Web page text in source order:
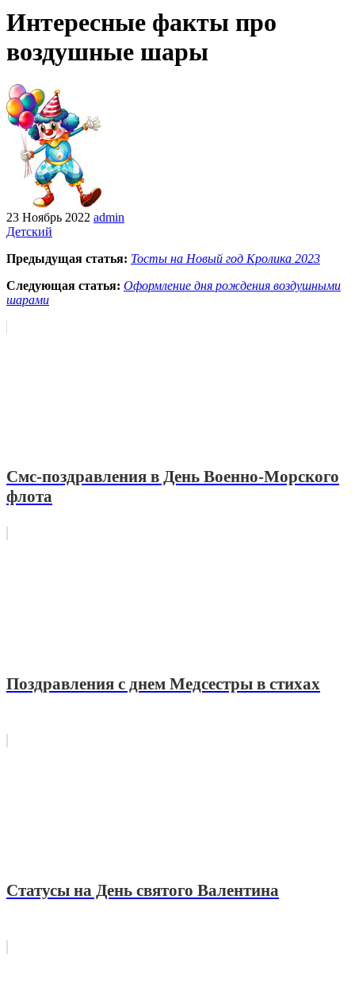
Интересные факты про
воздушные шары
23 Ноябрь 2022 admin
Детский
Предыдущая статья: Тосты на Новый год Кролика 2023
Следующая статья: Оформление дня рождения воздушными
шарами
Смс-поздравления в День Военно-Морского
флота
Поздравления с днем Медсестры в стихах
Статусы на День святого Валентина